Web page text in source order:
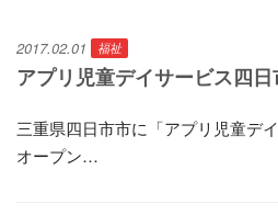
2017.02.01 福祉
アプリ児童デイサービス四
三重県四日市市に「アプリ児童デ
オープン…